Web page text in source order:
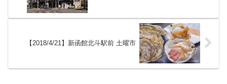
【2018/4/21】新函館北斗駅前 土曜市